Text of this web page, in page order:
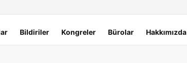
Bildiriler Kongreler Bürolar Hakkımızda